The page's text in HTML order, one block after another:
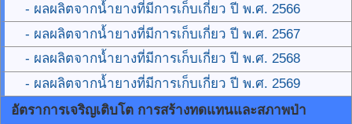
- ผลผลิตจากน้ำยางที่มีการเก็บเกี่ยว ปี พ.ศ. 2566
- ผลผลิตจากน้ำยางที่มีการเก็บเกี่ยว ปี พ.ศ. 2567
- ผลผลิตจากน้ำยางที่มีการเก็บเกี่ยว ปี พ.ศ. 2568
- ผลผลิตจากน้ำยางที่มีการเก็บเกี่ยว ปี พ.ศ. 2569
อัตราการเจริญเติบโต การสร้างทดแทนและสภาพป่า